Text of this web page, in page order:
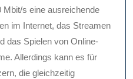
Mbit/s eine ausreichende
im Internet, das Streamen
das Spielen von Online-
Allerdings kann es für
die gleichzeitig